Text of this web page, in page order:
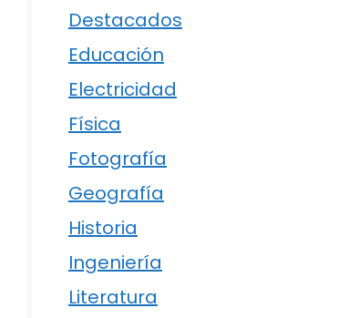
Destacados
Educación
Electricidad
Física
Fotografía
Geografía
Historia
Ingeniería
Literatura